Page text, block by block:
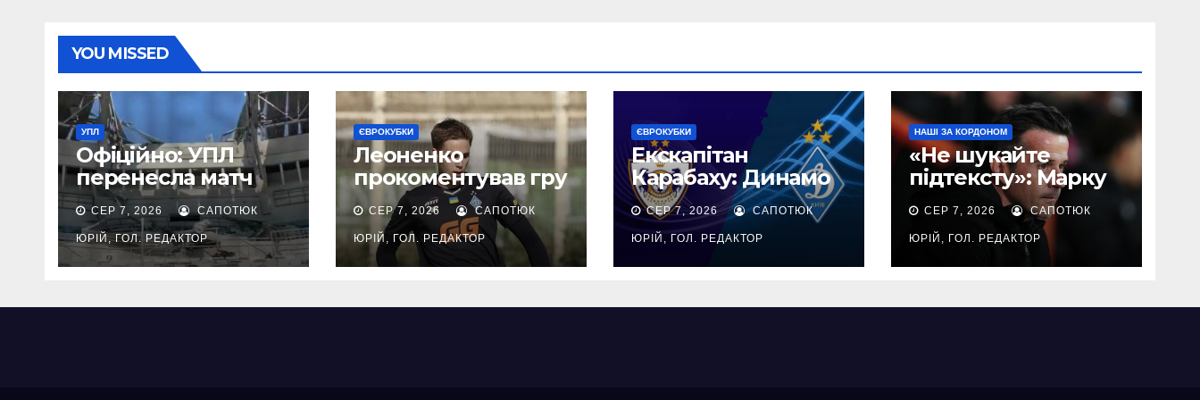
YOU MISSED
УПЛ
Офіційно: УПЛ
перенесла матч
Чорноморець —
Колос через
обстріл стадіону в
Одесі
СЕР 7, 2026 САПОТЮК
ЮРІЙ, ГОЛ. РЕДАКТОР
ЄВРОКУБКИ
Леоненко
прокоментував гру
Суркіса проти
Карабаху
СЕР 7, 2026 САПОТЮК
ЮРІЙ, ГОЛ. РЕДАКТОР
ЄВРОКУБКИ
Екскапітан
Карабаху: Динамо
не та команда, яку
після 0:1 не можна
обіграти
СЕР 7, 2026 САПОТЮК
ЮРІЙ, ГОЛ. РЕДАКТОР
НАШІ ЗА КОРДОНОМ
«Не шукайте
підтексту»: Марку
Сілва пояснив
відсутність Трубіна
у старті Бенфіки
СЕР 7, 2026 САПОТЮК
ЮРІЙ, ГОЛ. РЕДАКТОР